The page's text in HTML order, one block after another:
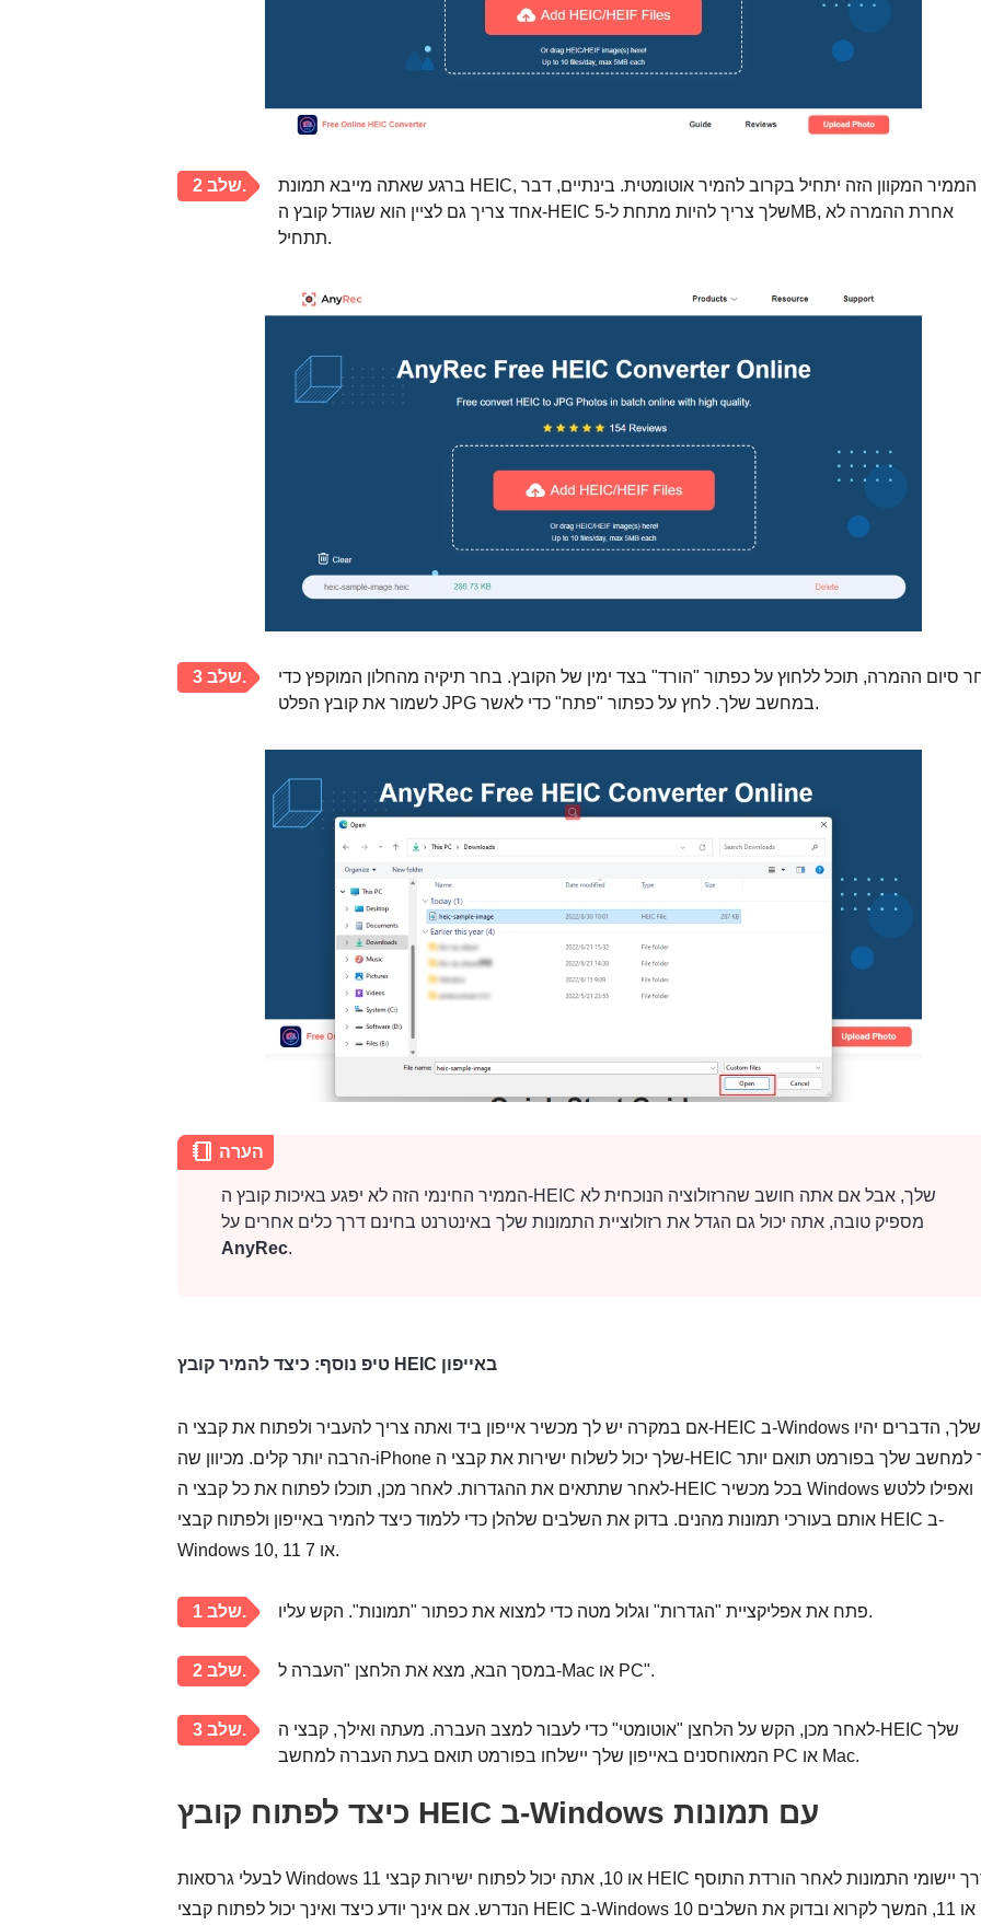
שלב 2.
ברגע שאתה מייבא תמונת HEIC, הממיר המקוון הזה יתחיל בקרוב להמיר אוטומטית. בינתיים, דבר
אחד צריך גם לציין הוא שגודל קובץ ה-HEIC שלך צריך להיות מתחת ל-5MB, אחרת ההמרה לא
תתחיל.
שלב 3.
סיום ההמרה, תוכל ללחוץ על כפתור "הורד" בצד ימין של הקובץ. בחר תיקיה מהחלון המוקפץ כדי
לשמור את קובץ הפלט JPG במחשב שלך. לחץ על כפתור "פתח" כדי לאשר.
הערה
הממיר החינמי הזה לא יפגע באיכות קובץ ה-HEIC שלך, אבל אם אתה חושב שהרזולוציה הנוכחית לא
מספיק טובה, אתה יכול גם הגדל את רזולוציית התמונות שלך באינטרנט בחינם דרך כלים אחרים על
AnyRec.
טיפ נוסף: כיצד להמיר קובץ HEIC באייפון
אם במקרה יש לך מכשיר אייפון ביד ואתה צריך להעביר ולפתוח את קבצי ה-HEIC ב-Windows שלך, הדברים יהיו
הרבה יותר קלים. מכיוון שה-iPhone שלך יכול לשלוח ישירות את קבצי ה-HEIC שלך למחשב שלך בפורמט תואם יותר
לאחר שתתאים את ההגדרות. לאחר מכן, תוכלו לפתוח את כל קבצי ה-HEIC בכל מכשיר Windows ואפילו ללטש
אותם בעורכי תמונות מהנים. בדוק את השלבים שלהלן כדי ללמוד כיצד להמיר באייפון ולפתוח קבצי HEIC ב-
Windows 10, 11 או 7.
שלב 1. פתח את אפליקציית "הגדרות" וגלול מטה כדי למצוא את כפתור "תמונות". הקש עליו.
שלב 2. במסך הבא, מצא את הלחצן "העברה ל-Mac או PC".
שלב 3.
לאחר מכן, הקש על הלחצן "אוטומטי" כדי לעבור למצב העברה. מעתה ואילך, קבצי ה-HEIC שלך
המאוחסנים באייפון שלך יישלחו בפורמט תואם בעת העברה למחשב PC או Mac.
כיצד לפתוח קובץ HEIC ב-Windows עם תמונות
לבעלי גרסאות Windows 11 או 10, אתה יכול לפתוח ישירות קבצי HEIC דרך יישומי התמונות לאחר הורדת התוסף
הנדרש. אם אינך יודע כיצד ואינך יכול לפתוח קבצי HEIC ב-Windows 10 או 11, המשך לקרוא ובדוק את השלבים